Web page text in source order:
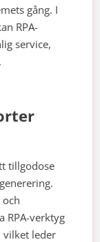
gång. I
RPA-
service,
tillgodose
RPA-verktyg
leder